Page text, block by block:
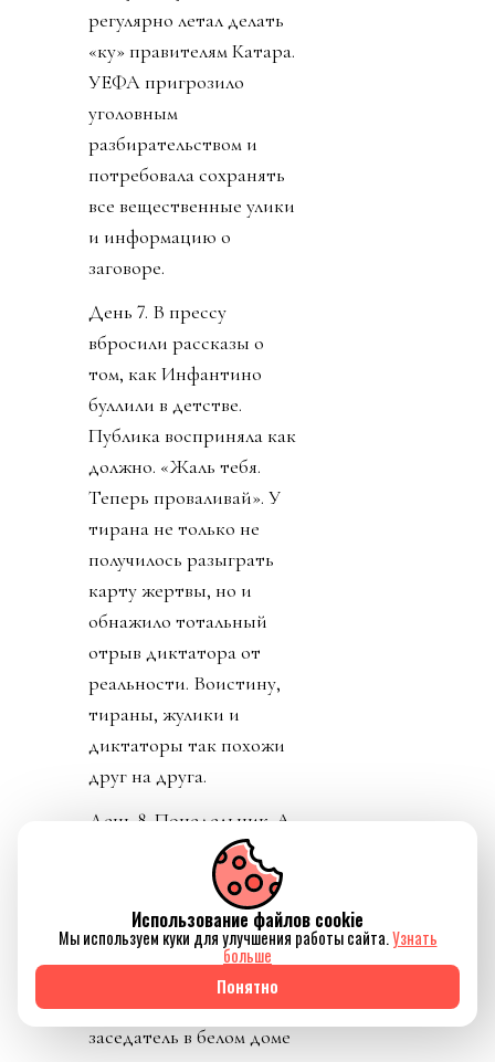
регулярно летал делать
«ку» правителям Катара.
УЕФА пригрозило
уголовным
разбирательством и
потребовала сохранять
все вещественные улики
и информацию о
заговоре.
День 7. В прессу
вбросили рассказы о
том, как Инфантино
буллили в детстве.
Публика восприняла как
должно. «Жаль тебя.
Теперь проваливай». У
тирана не только не
получилось разыграть
карту жертвы, но и
обнажило тотальный
отрыв диктатора от
реальности. Воистину,
тираны, жулики и
диктаторы так похожи
друг на друга.
День 8. Понедельник. А
«папочка» лысого из
ФИФА? А он не
отвечает на звонки. А на
пресс-конференции
заседатель в белом доме
Использование файлов cookie
Мы используем куки для улучшения работы сайта.Узнать
больше
Понятно